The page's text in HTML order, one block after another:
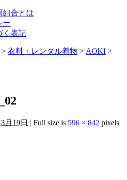
組合とは
ー
く表記
> 衣料・レンタル着物 > AOKI >
月19日 | Full size is 596 × 842 pixels